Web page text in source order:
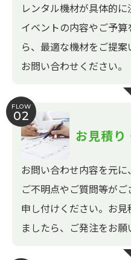
レンタル機材が具体的に
イベントの内容やご予
ら、最適な機材をご提
お問い合わせください。
FLOW
02
お見積り
お問い合わせ内容を元に
ご不明点やご質問等が
申し付けください。お
ましたら、ご発注をお願